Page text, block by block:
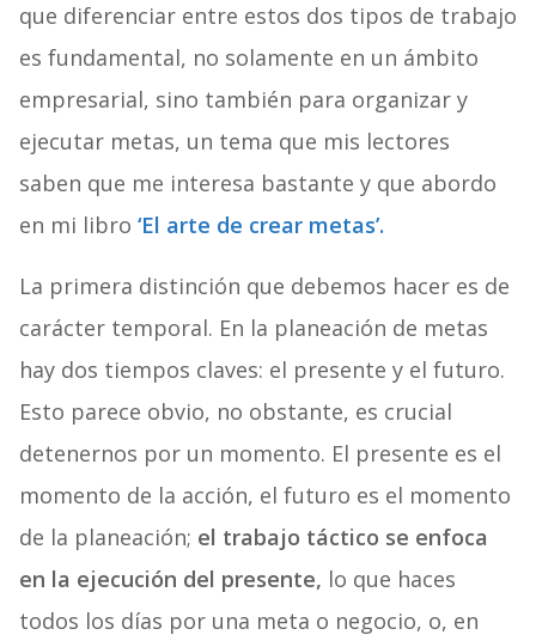
que diferenciar entre estos dos tipos de trabajo
es fundamental, no solamente en un ámbito
empresarial, sino también para organizar y
ejecutar metas, un tema que mis lectores
saben que me interesa bastante y que abordo
en mi libro ‘El arte de crear metas’.
La primera distinción que debemos hacer es de
carácter temporal. En la planeación de metas
hay dos tiempos claves: el presente y el futuro.
Esto parece obvio, no obstante, es crucial
detenernos por un momento. El presente es el
momento de la acción, el futuro es el momento
de la planeación; el trabajo táctico se enfoca
en la ejecución del presente, lo que haces
todos los días por una meta o negocio, o, en